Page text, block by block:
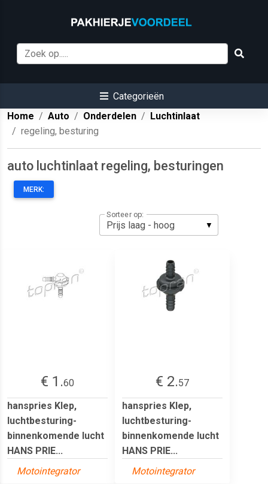
Categorieën
Home
Auto Onderdelen
Luchtinlaat
regeling, besturing
auto luchtinlaat regeling, besturingen
MERK:
Sorteer op:
€ 1.60
hanspries Klep,
luchtbesturing-
binnenkomende lucht
HANS PRIE...
Motointegrator
€ 2.57
hanspries Klep,
luchtbesturing-
binnenkomende lucht
HANS PRIE...
Motointegrator